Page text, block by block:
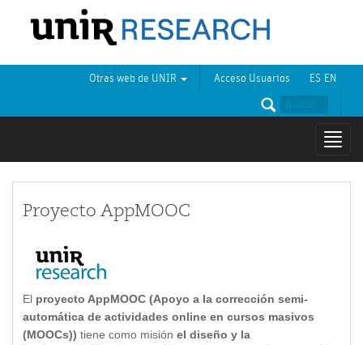
ES EN
Acceso Usuarios
Otras web de UNIR
Proyecto AppMOOC
El proyecto AppMOOC (Apoyo a la corrección semi-
automática de actividades online en cursos masivos
(MOOCs)) tiene como misión el diseño y la